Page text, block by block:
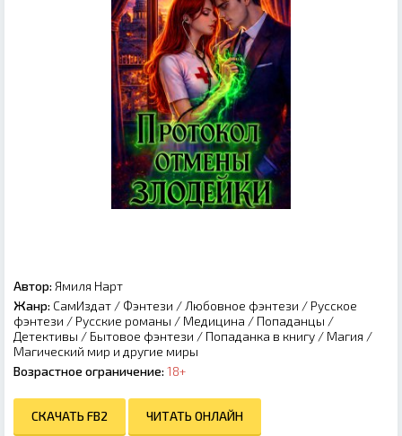
Автор: Ямиля Нарт
Жанр: СамИздат / Фэнтези / Любовное фэнтези / Русское
фэнтези / Русские романы / Медицина / Попаданцы /
Детективы / Бытовое фэнтези / Попаданка в книгу / Магия /
Магический мир и другие миры
Возрастное ограничение: 18+
СКАЧАТЬ FB2 ЧИТАТЬ ОНЛАЙН